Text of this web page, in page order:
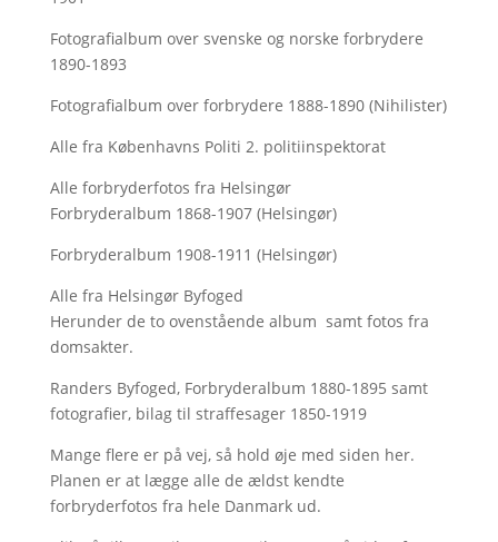
Fotografialbum over svenske og norske forbrydere
1890-1893
Fotografialbum over forbrydere 1888-1890 (Nihilister)
Alle fra Københavns Politi 2. politiinspektorat
Alle forbryderfotos fra Helsingør
Forbryderalbum 1868-1907 (Helsingør)
Forbryderalbum 1908-1911 (Helsingør)
Alle fra Helsingør Byfoged
Herunder de to ovenstående album samt fotos fra
domsakter.
Randers Byfoged, Forbryderalbum 1880-1895 samt
fotografier, bilag til straffesager 1850-1919
Mange flere er på vej, så hold øje med siden her.
Planen er at lægge alle de ældst kendte
forbryderfotos fra hele Danmark ud.